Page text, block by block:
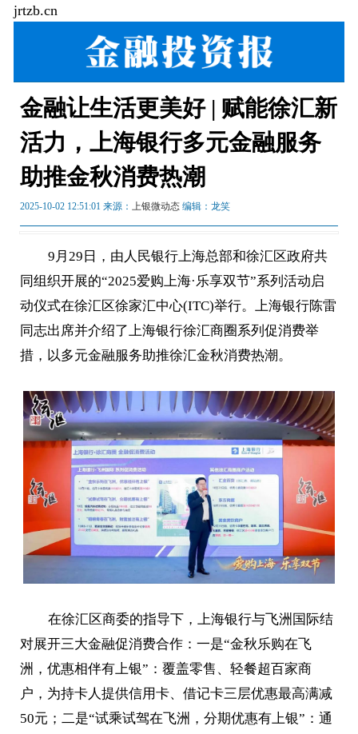
jrtzb.cn
金融让生活更美好 | 赋能徐汇新
活力，上海银行多元金融服务
助推金秋消费热潮
2025-10-02 12:51:01 来源： 上银微动态 编辑：龙笑
9月29日，由人民银行上海总部和徐汇区政府共
同组织开展的“2025爱购上海·乐享双节”系列活动启
动仪式在徐汇区徐家汇中心(ITC)举行。上海银行陈雷
同志出席并介绍了上海银行徐汇商圈系列促消费举
措，以多元金融服务助推徐汇金秋消费热潮。
在徐汇区商委的指导下，上海银行与飞洲国际结
对展开三大金融促消费合作：一是“金秋乐购在飞
洲，优惠相伴有上银”：覆盖零售、轻餐超百家商
户，为持卡人提供信用卡、借记卡三层优惠最高满减
50元；二是“试乘试驾在飞洲，分期优惠有上银”：通